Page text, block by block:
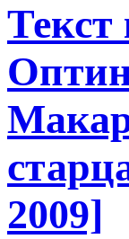
2009]